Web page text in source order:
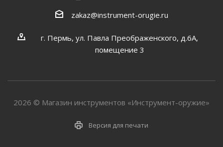
zakaz@instrument-orugie.ru
г. Пермь, ул. Павла Преображенского, д.6А,
помещение 3
2026 © Магазин инструментов «Инструмент-оружие»
Версия для печати